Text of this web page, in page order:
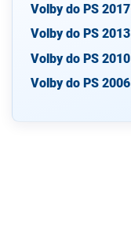
Volby do PS 2017
Volby do PS 2013
Volby do PS 2010
Volby do PS 2006